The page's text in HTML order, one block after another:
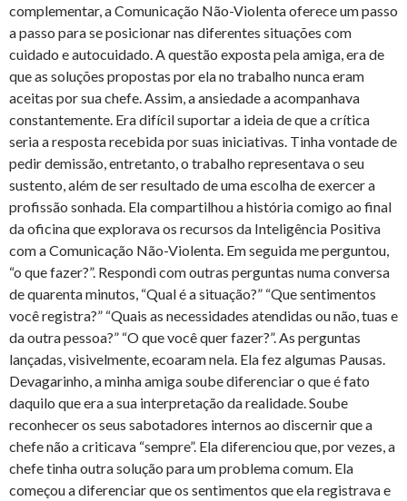
complementar, a Comunicação Não-Violenta oferece um passo
a passo para se posicionar nas diferentes situações com
cuidado e autocuidado. A questão exposta pela amiga, era de
que as soluções propostas por ela no trabalho nunca eram
aceitas por sua chefe. Assim, a ansiedade a acompanhava
constantemente. Era difícil suportar a ideia de que a crítica
seria a resposta recebida por suas iniciativas. Tinha vontade de
pedir demissão, entretanto, o trabalho representava o seu
sustento, além de ser resultado de uma escolha de exercer a
profissão sonhada. Ela compartilhou a história comigo ao final
da oficina que explorava os recursos da Inteligência Positiva
com a Comunicação Não-Violenta. Em seguida me perguntou,
“o que fazer?”. Respondi com outras perguntas numa conversa
de quarenta minutos, “Qual é a situação?” “Que sentimentos
você registra?” “Quais as necessidades atendidas ou não, tuas e
da outra pessoa?” “O que você quer fazer?”. As perguntas
lançadas, visivelmente, ecoaram nela. Ela fez algumas Pausas.
Devagarinho, a minha amiga soube diferenciar o que é fato
daquilo que era a sua interpretação da realidade. Soube
reconhecer os seus sabotadores internos ao discernir que a
chefe não a criticava “sempre”. Ela diferenciou que, por vezes, a
chefe tinha outra solução para um problema comum. Ela
começou a diferenciar que os sentimentos que ela registrava e